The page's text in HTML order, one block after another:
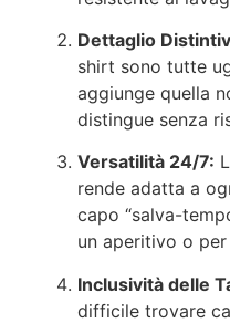
Dettaglio
shirt sono tutte
aggiunge quella
distingue senza
Versatilità 24/7:
rende adatta a
capo “salva-
un aperitivo o
Inclusività delle
difficile trovare